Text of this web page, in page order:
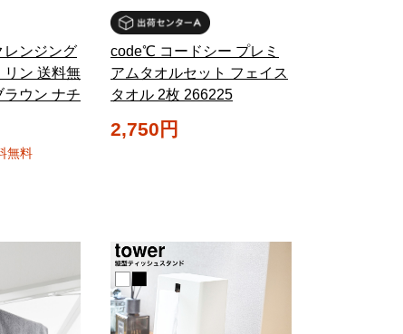
レンジング
リン 送料無
ウン ナチ
無料
code℃ コードシー プレミ
アムタオルセット フェイス
タオル 2枚 266225
2,750円